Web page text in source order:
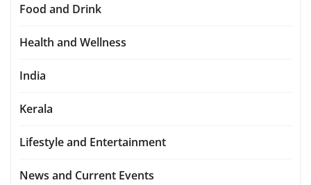
Food and Drink
Health and Wellness
India
Kerala
Lifestyle and Entertainment
News and Current Events